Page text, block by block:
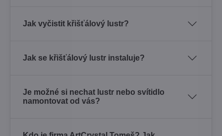
Jak vyčistit křišťálový lustr?
Jak se křišťálový lustr instaluje?
Je možné si nechat lustr nebo svítidlo
namontovat od vás?